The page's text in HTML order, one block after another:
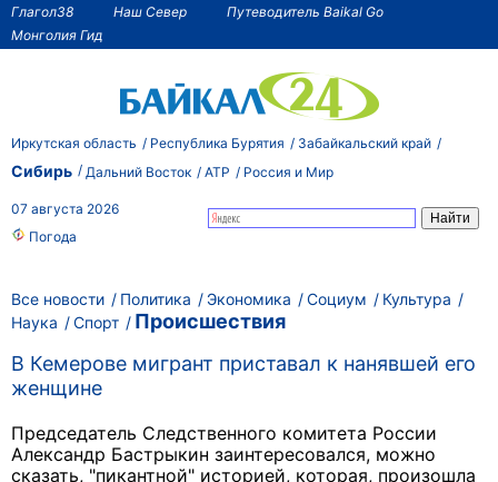
Глагол38 Наш Север
Путеводитель Baikal Go
Монголия Гид
Иркутская область Республика Бурятия Забайкальский край
Сибирь Дальний Восток АТР Россия и Мир
07 августа 2026
Погода
Все новости Политика Экономика Социум
Культура
Наука
Спорт
Происшествия
В Кемерове мигрант приставал к нанявшей его
женщине
Председатель Следственного комитета России
Александр Бастрыкин заинтересовался, можно
сказать, "пикантной" историей, которая, произошла